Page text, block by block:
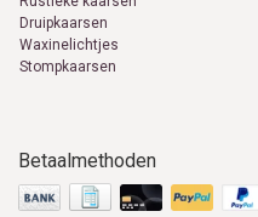
Druipkaarsen
Waxinelichtjes
Stompkaarsen
Betaalmethoden